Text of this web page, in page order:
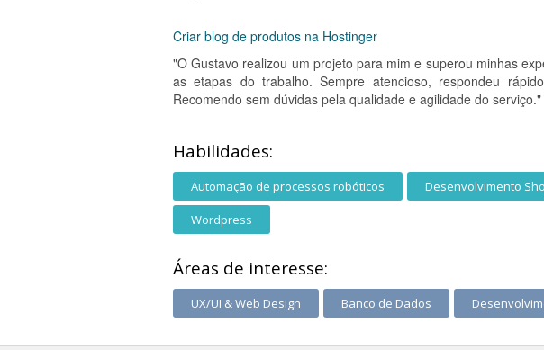
Criar blog de produtos na Hostinger
"O Gustavo realizou um projeto para mim e superou minhas
as etapas do trabalho. Sempre atencioso, respondeu
Recomendo sem dúvidas pela qualidade e agilidade do serviço."
Habilidades:
Automação de processos robóticos Desenvolvimento
Wordpress
Áreas de interesse:
UX/UI & Web Design Banco de Dados